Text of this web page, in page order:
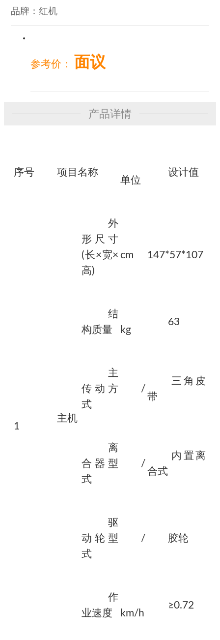
品牌： 红机
参考价： 面议
产品详情
序号 项目名称
单位
设计值
1
主机
外
形尺寸
(长×宽×
高)
cm 147*57*107
结
构质量
kg
63
主
传动方
式
/
三角皮
带
离
合器型
式
/
内置离
合式
驱
动轮型
式
/ 胶轮
作
业速度
km/h
≥0.72